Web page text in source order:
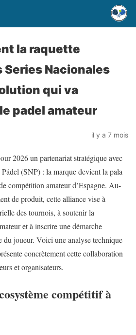
la raquette
Nacionales
qui va
padel amateur
il y a 7 mois
2026 un partenariat stratégique avec
(SNP) : la marque devient la pala
compétition amateur d’Espagne. Au-
de produit, cette alliance vise à
des tournois, à soutenir la
et à inscrire une démarche
du joueur. Voici une analyse technique
concrètement cette collaboration
et organisateurs.
compétitif à